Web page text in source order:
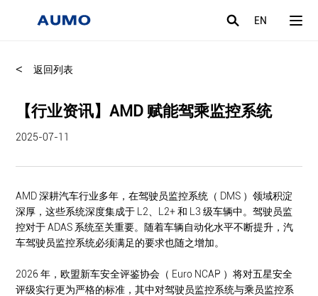
EN
< 返回列表
【行业资讯】AMD 赋能驾乘监控系统
2025-07-11
AMD 深耕汽车行业多年，在驾驶员监控系统（ DMS ）领域积淀
深厚，这些系统深度集成于 L2、L2+ 和 L3 级车辆中。驾驶员监
控对于 ADAS 系统至关重要。随着车辆自动化水平不断提升，汽
车驾驶员监控系统必须满足的要求也随之增加。
2026 年，欧盟新车安全评鉴协会（ Euro NCAP ）将对五星安全
评级实行更为严格的标准，其中对驾驶员监控系统与乘员监控系